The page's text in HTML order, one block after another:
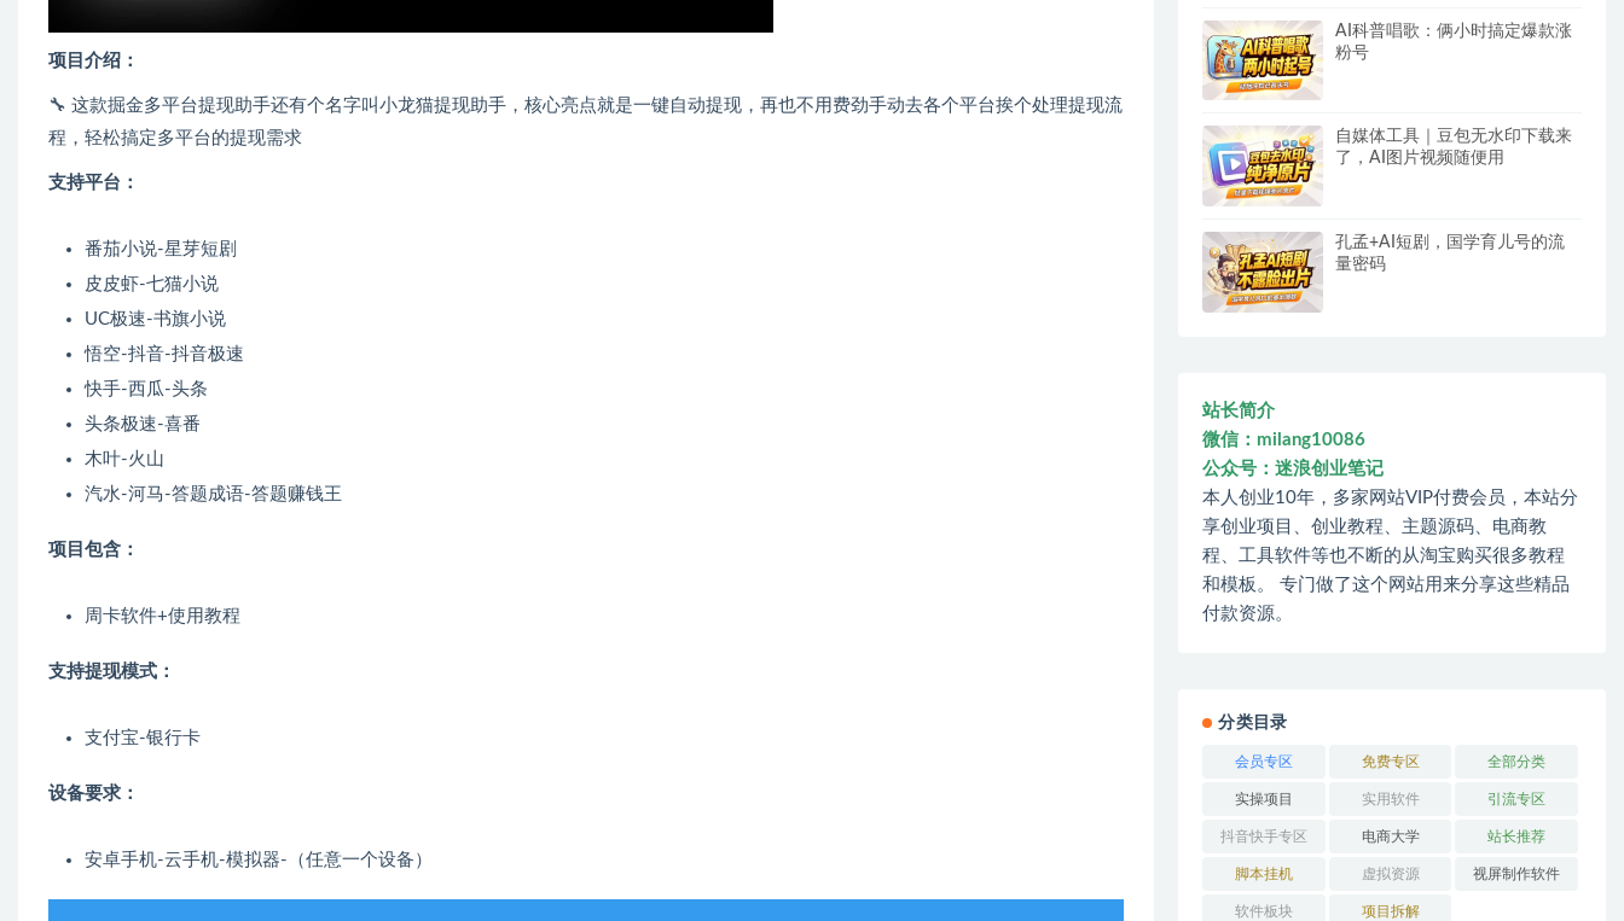
项目介绍：
🔧 这款掘金多平台提现助手还有个名字叫小龙猫提现助手，核心亮点就是一键自动提现，再也不用费劲手动去各个平台挨个处理提现流
程，轻松搞定多平台的提现需求
支持平台：
番茄小说-星芽短剧
皮皮虾-七猫小说
UC极速-书旗小说
悟空-抖音-抖音极速
快手-西瓜-头条
头条极速-喜番
木叶-火山
汽水-河马-答题成语-答题赚钱王
项目包含：
周卡软件+使用教程
支持提现模式：
支付宝-银行卡
设备要求：
安卓手机-云手机-模拟器-（任意一个设备）
AI科普唱歌：俩小时搞定爆款涨
粉号
自媒体工具｜豆包无水印下载来
了，AI图片视频随便用
孔孟+AI短剧，国学育儿号的流
量密码
站长简介
微信：milang10086
公众号：迷浪创业笔记
本人创业10年，多家网站VIP付费会员，本站分
享创业项目、创业教程、主题源码、电商教
程、工具软件等也不断的从淘宝购买很多教程
和模板。 专门做了这个网站用来分享这些精品
付款资源。
分类目录
会员专区 免费专区 全部分类
实操项目 实用软件 引流专区
抖音快手专区 电商大学 站长推荐
脚本挂机 虚拟资源 视屏制作软件
软件板块 项目拆解